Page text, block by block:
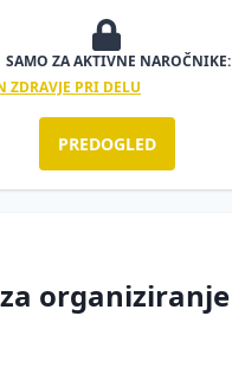
SAMO ZA AKTIVNE NAROČNIKE:
ZDRAVJE PRI DELU
PREDOGLED
organiziranje